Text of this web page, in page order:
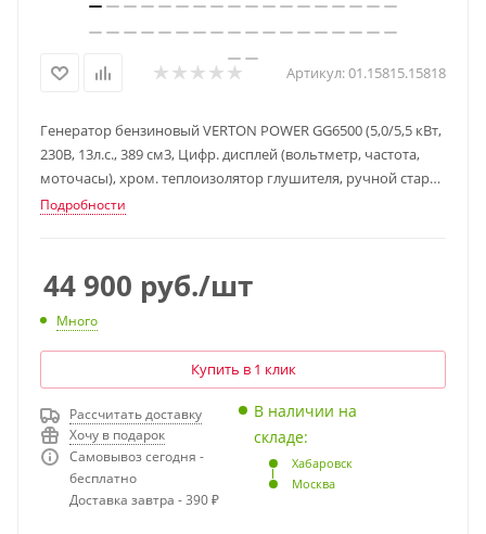
Артикул:01.15815.15818
Генератор бензиновый VERTON POWER GG6500 (5,0/5,5 кВт,
230В, 13л.с., 389 см3, Цифр. дисплей (вольтметр, частота,
моточасы), хром. теплоизолятор глушителя, ручной старт,
DC 12В, розетки 1*16А+1*32А+вилка, бак 22л, колеса-ручки)
Подробности
44 900 руб./шт
Много
Купить в 1 клик
Рассчитать доставку
Хочу в подарок
Самовывоз сегодня -
бесплатно
Доставка завтра - 390 ₽
В наличии на
складе:
Хабаровск
Москва